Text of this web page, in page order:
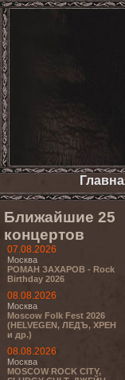
Ближайшие 25
концертов
07.08.2026
Москва
РОМАН ЗАХАРОВ - Rock
Birthday 2026
08.08.2026
Москва
Moscow Folk Fest 2026
(HELVEGEN, ЛЕДЪ, ХРЕН
и др.)
08.08.2026
Москва
MOSCOW ROCK CITY,